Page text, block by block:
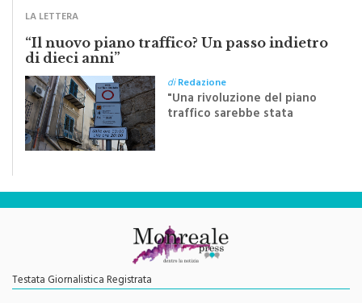
“Il nuovo piano traffico? Un passo indietro
di dieci anni”
"Una rivoluzione del piano
traffico sarebbe stata
efficace se preceduta da
una rivoluzione culturale"
Testata Giornalistica Registrata
Autorizzazione del Tribunale di Palermo N. 621/2013